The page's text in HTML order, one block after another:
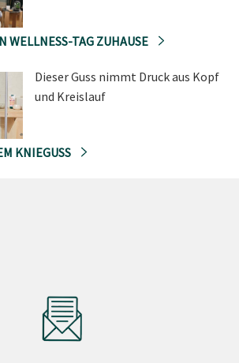
WELLNESS-TAG ZUHAUSE
Dieser Guss nimmt Druck aus Kopf
und Kreislauf
KNIEGUSS